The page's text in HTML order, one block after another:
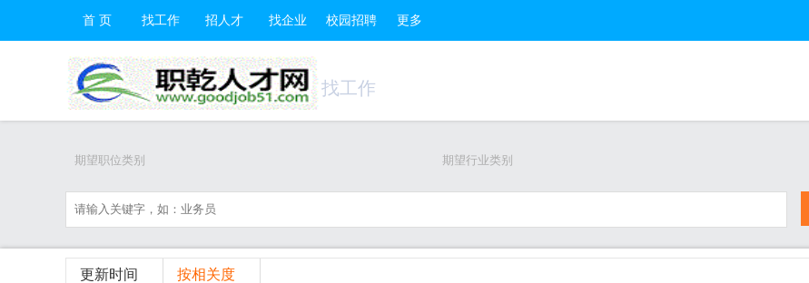
首 页 找工作 招人才 找企业 校园招聘 更多
找工作
期望职位类别 期望行业类别
更新时间 按相关度